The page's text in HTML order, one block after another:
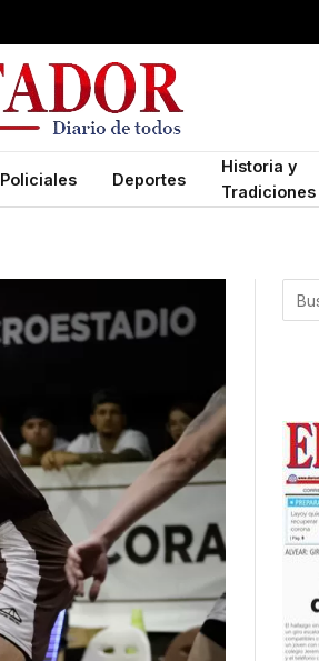
Policiales Deportes
Historia y
Tradiciones